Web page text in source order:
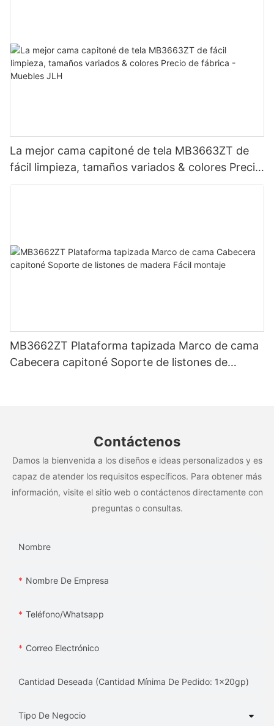
La mejor cama capitoné de tela MB3663ZT de
fácil limpieza, tamaños variados & colores Precio
de fábrica - Muebles JLH
MB3662ZT Plataforma tapizada Marco de cama
Cabecera capitoné Soporte de listones de
Contáctenos
Damos la bienvenida a los diseños e ideas personalizados y es
capaz de atender los requisitos específicos. Para obtener más
información, visite el sitio web o contáctenos directamente con
preguntas o consultas.
Nombre
Nombre De Empresa
Teléfono/whatsapp
Correo Electrónico
Cantidad Deseada (Cantidad Mínima De Pedido: 1x20gp)
Tipo De Negocio